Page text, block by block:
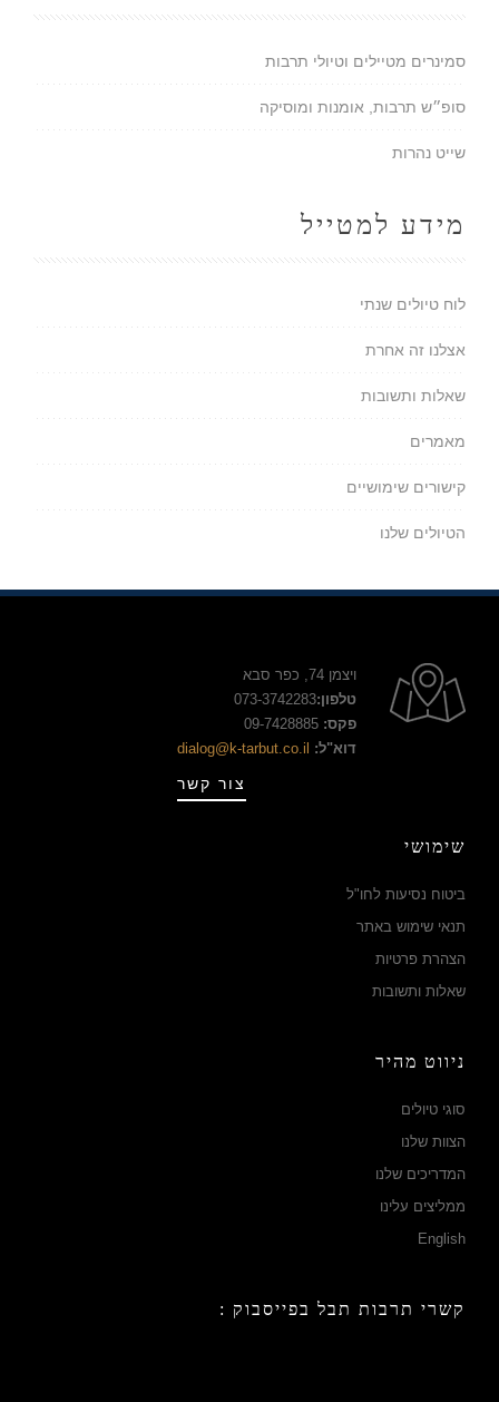
סמינרים מטיילים וטיולי תרבות
סופ״ש תרבות, אומנות ומוסיקה
שייט נהרות
מידע למטייל
לוח טיולים שנתי
אצלנו זה אחרת
שאלות ותשובות
מאמרים
קישורים שימושיים
הטיולים שלנו
ויצמן 74, כפר סבא
טלפון:073-3742283
פקס:
דוא"ל: dialog@k-tarbut.co.il
צור קשר
שימושי
ביטוח נסיעות לחו"ל
תנאי שימוש באתר
הצהרת פרטיות
שאלות ותשובות
ניווט מהיר
סוגי טיולים
הצוות שלנו
המדריכים שלנו
ממליצים עלינו
English
קשרי תרבות תבל בפייסבוק :